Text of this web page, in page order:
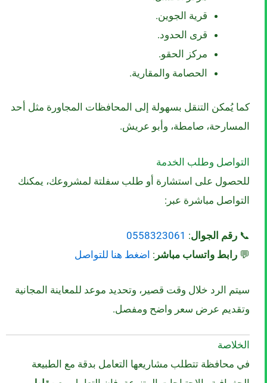
قرية الجوين.
قرى الحدود.
مركز الحقو.
الحصامة والمقارية.
كما يُمكن التنقل بسهولة إلى المحافظات المجاورة مثل أحد
المسارحة، صامطة، وأبو عريش.
التواصل وطلب الخدمة
للحصول على استشارة أو طلب سفلتة لمشروعك، يمكنك
التواصل مباشرة عبر:
📞 رقم الجوال:
0558323061
💬 رابط واتساب مباشر : اضغط هنا للتواصل
سيتم الرد خلال وقت قصير، وتحديد موعد للمعاينة المجانية
وتقديم عرض سعر واضح ومفصل.
الخلاصة
في محافظة تتطلب مشاريعها التعامل بدقة مع الطبيعة